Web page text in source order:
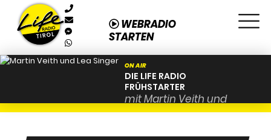
WEBRADIO
STARTEN
ON AIR
DIE LIFE RADIO
FRÜHSTARTER
mit Martin Veith und
Lea Singer von 06:00 bis